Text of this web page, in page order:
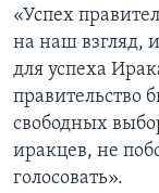
«Успех
на наш взгляд,
для успеха
правительство
свободных
иракцев, не
голосовать».